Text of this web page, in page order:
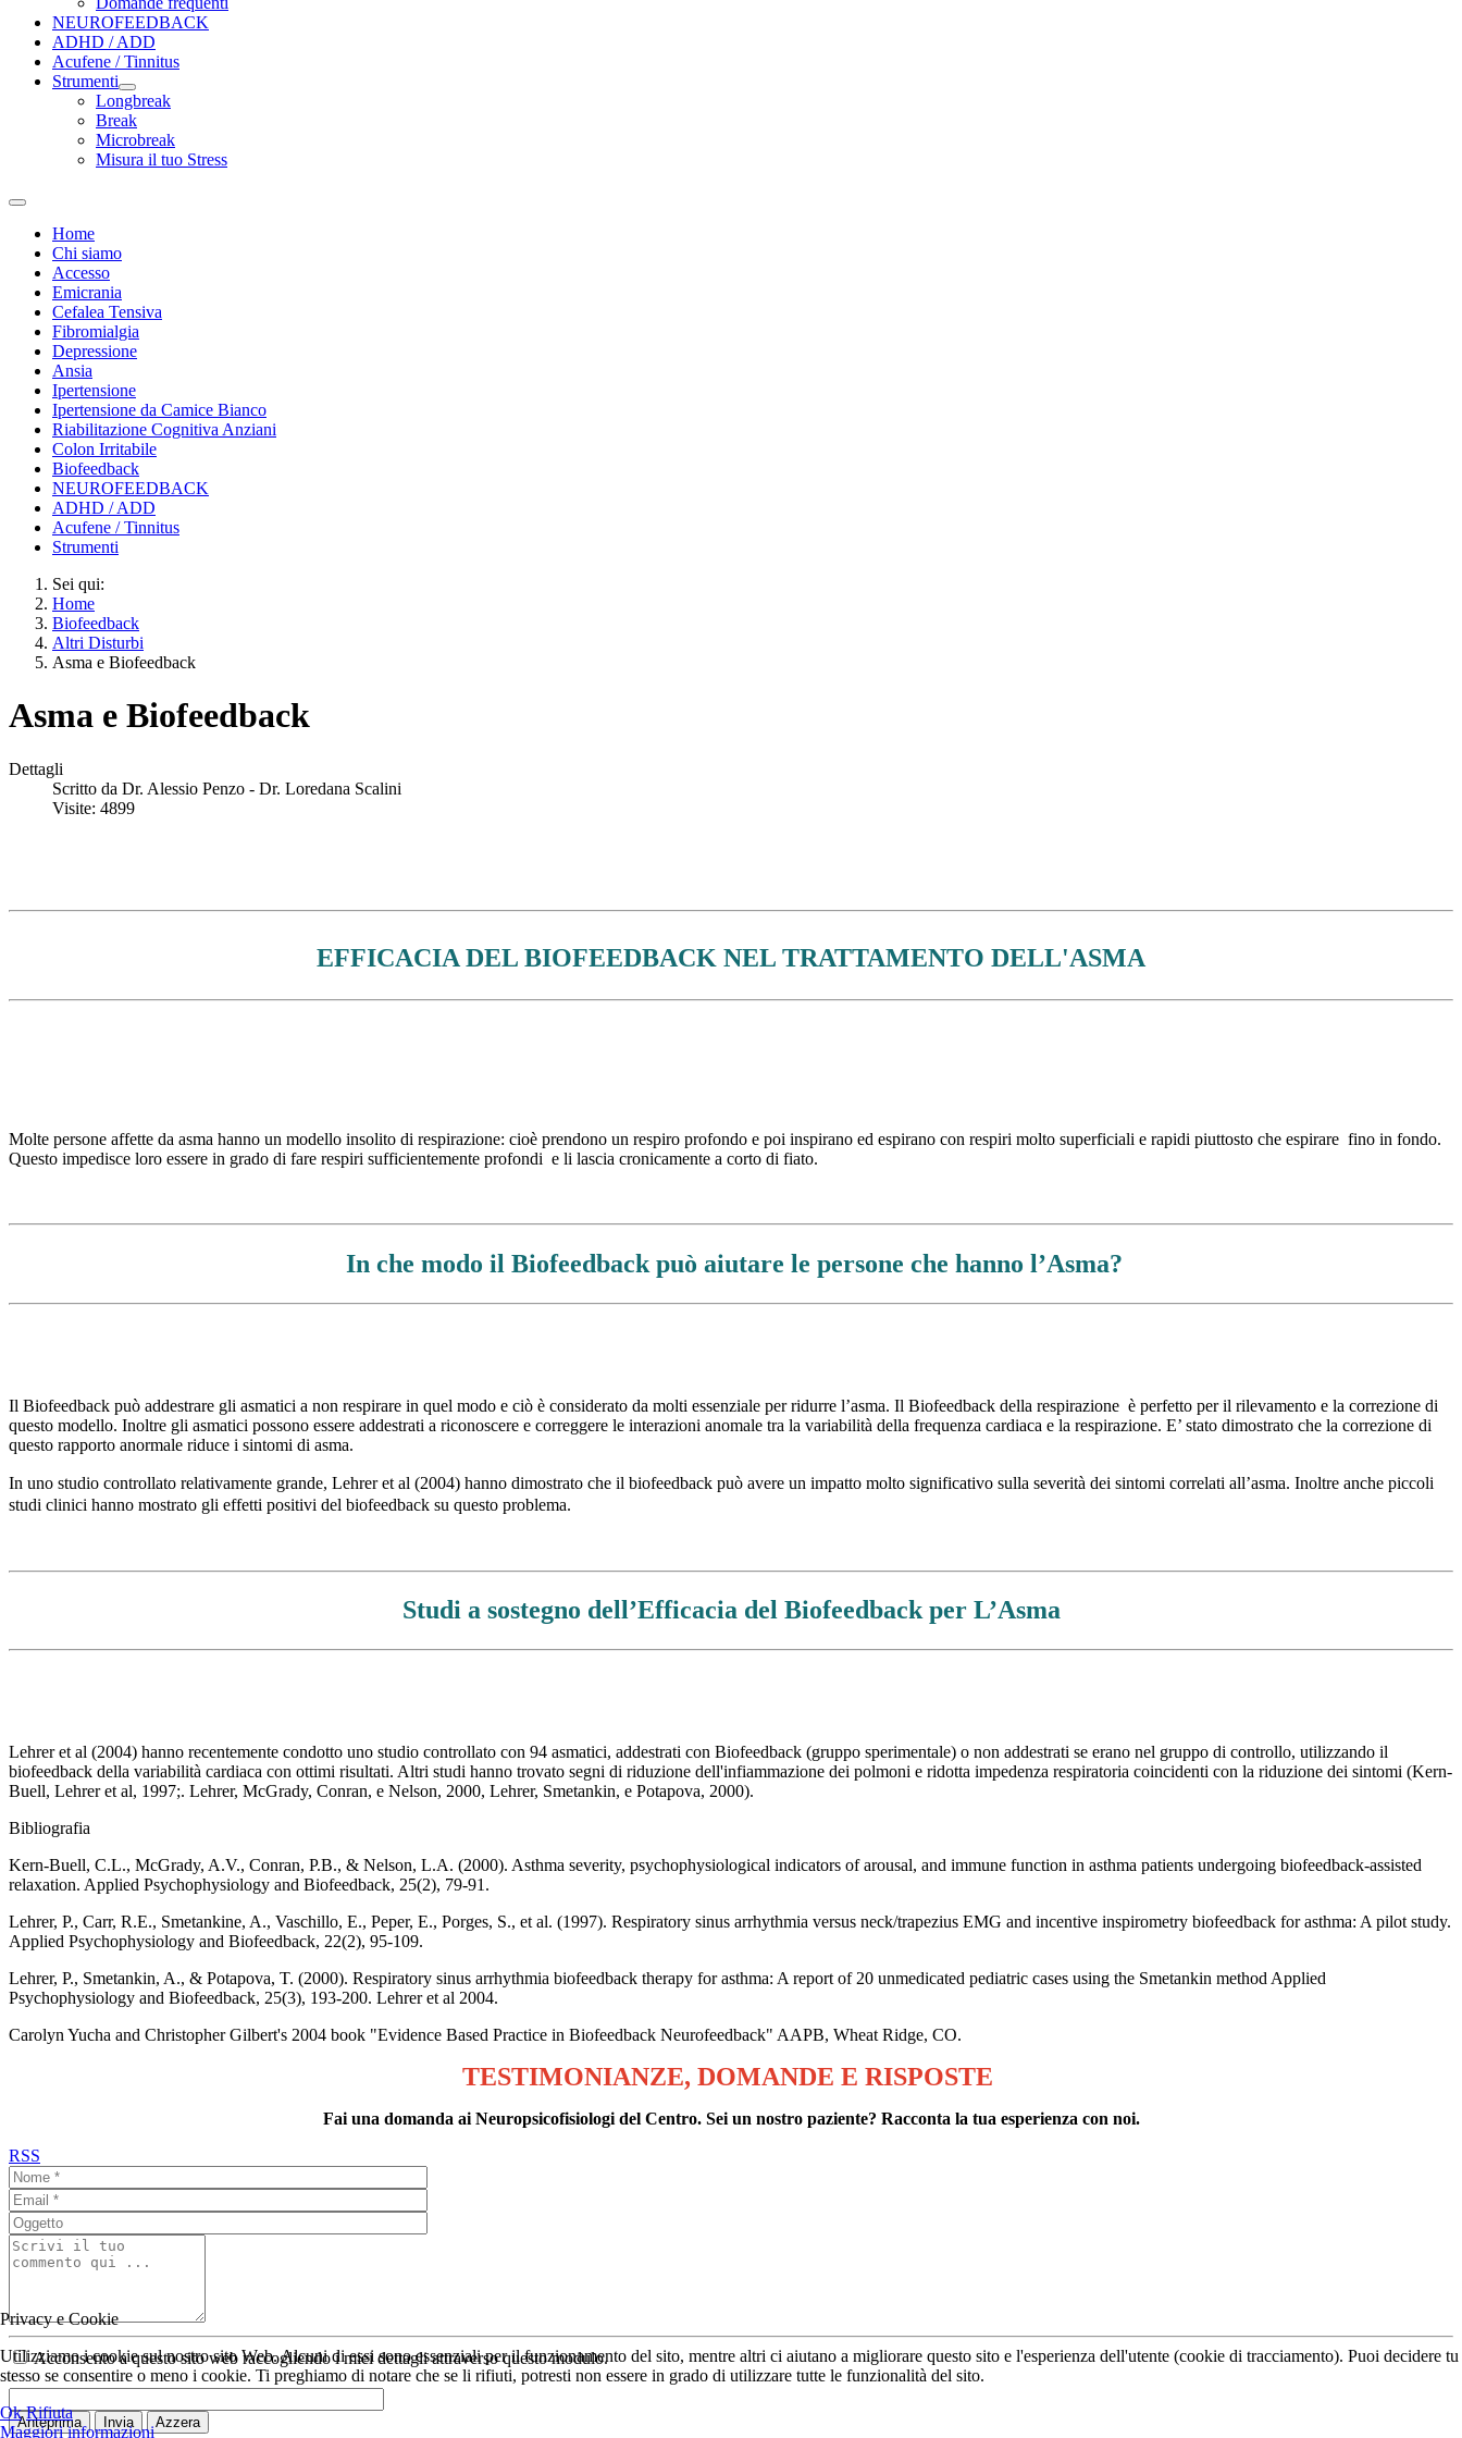
NEUROFEEDBACK
ADHD / ADD
Acufene / Tinnitus
Strumenti
Longbreak
Break
Microbreak
Misura il tuo Stress
Home
Chi siamo
Accesso
Emicrania
Cefalea Tensiva
Fibromialgia
Depressione
Ansia
Ipertensione
Ipertensione da Camice Bianco
Riabilitazione Cognitiva Anziani
Colon Irritabile
Biofeedback
NEUROFEEDBACK
ADHD / ADD
Acufene / Tinnitus
Strumenti
Sei qui:
Home
Biofeedback
Altri Disturbi
Asma e Biofeedback
Asma e Biofeedback
Dettagli
Scritto da Dr. Alessio Penzo - Dr. Loredana Scalini
Visite: 4899
EFFICACIA DEL BIOFEEDBACK NEL TRATTAMENTO DELL'ASMA
Molte persone affette da asma hanno un modello insolito di respirazione: cioè prendono un respiro profondo e poi inspirano ed espirano con respiri molto superficiali e rapidi piuttosto che espirare fino in fondo.
Questo impedisce loro essere in grado di fare respiri sufficientemente profondi e li lascia cronicamente a corto di fiato.
In che modo il Biofeedback può aiutare le persone che hanno l’Asma?
Il Biofeedback può addestrare gli asmatici a non respirare in quel modo e ciò è considerato da molti essenziale per ridurre l’asma. Il Biofeedback della respirazione è perfetto per il rilevamento e la correzione di
questo modello. Inoltre gli asmatici possono essere addestrati a riconoscere e correggere le interazioni anomale tra la variabilità della frequenza cardiaca e la respirazione. E’ stato dimostrato che la correzione di
questo rapporto anormale riduce i sintomi di asma.
In uno studio controllato relativamente grande, Lehrer et al (2004) hanno dimostrato che il biofeedback può avere un impatto molto significativo sulla severità dei sintomi correlati all’asma. Inoltre anche piccoli
studi clinici hanno mostrato gli effetti positivi del biofeedback su questo problema.
Studi a sostegno dell’Efficacia del Biofeedback per L’Asma
Lehrer et al (2004) hanno recentemente condotto uno studio controllato con 94 asmatici, addestrati con Biofeedback (gruppo sperimentale) o non addestrati se erano nel gruppo di controllo, utilizzando il
biofeedback della variabilità cardiaca con ottimi risultati. Altri studi hanno trovato segni di riduzione dell'infiammazione dei polmoni e ridotta impedenza respiratoria coincidenti con la riduzione dei sintomi (Kern-
Buell, Lehrer et al, 1997;. Lehrer, McGrady, Conran, e Nelson, 2000, Lehrer, Smetankin, e Potapova, 2000).
Bibliografia
Kern-Buell, C.L., McGrady, A.V., Conran, P.B., & Nelson, L.A. (2000). Asthma severity, psychophysiological indicators of arousal, and immune function in asthma patients undergoing biofeedback-assisted
relaxation. Applied Psychophysiology and Biofeedback, 25(2), 79-91.
Lehrer, P., Carr, R.E., Smetankine, A., Vaschillo, E., Peper, E., Porges, S., et al. (1997). Respiratory sinus arrhythmia versus neck/trapezius EMG and incentive inspirometry biofeedback for asthma: A pilot study.
Applied Psychophysiology and Biofeedback, 22(2), 95-109.
Lehrer, P., Smetankin, A., & Potapova, T. (2000). Respiratory sinus arrhythmia biofeedback therapy for asthma: A report of 20 unmedicated pediatric cases using the Smetankin method Applied
Psychophysiology and Biofeedback, 25(3), 193-200. Lehrer et al 2004.
Carolyn Yucha and Christopher Gilbert's 2004 book "Evidence Based Practice in Biofeedback Neurofeedback" AAPB, Wheat Ridge, CO.
TESTIMONIANZE, DOMANDE E RISPOSTE
Fai una domanda ai Neuropsicofisiologi del Centro. Sei un nostro paziente? Racconta la tua esperienza con noi.
RSS
Acconsento a questo sito web raccogliendo i miei dettagli attraverso questo modulo.
Anteprima Invia Azzera
Privacy e Cookie
Utilizziamo i cookie sul nostro sito Web. Alcuni di essi sono essenziali per il funzionamento del sito, mentre altri ci aiutano a migliorare questo sito e l'esperienza dell'utente (cookie di tracciamento). Puoi decidere tu
stesso se consentire o meno i cookie. Ti preghiamo di notare che se li rifiuti, potresti non essere in grado di utilizzare tutte le funzionalità del sito.
Ok Rifiuta
Maggiori informazioni